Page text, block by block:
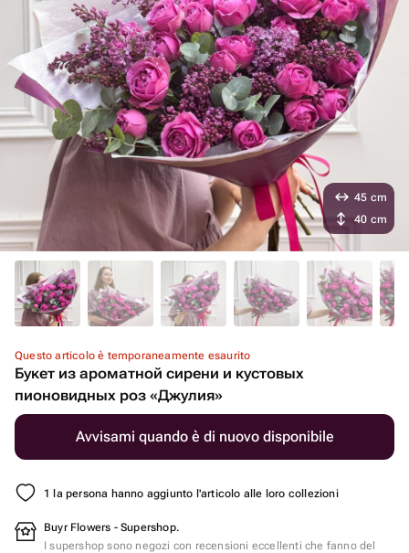
Questo articolo è temporaneamente esaurito
Букет из ароматной сирени и кустовых
пионовидных роз «Джулия»
Avvisami quando è di nuovo disponibile
1 la persona hanno aggiunto l'articolo alle loro collezioni
Buyr Flowers - Supershop.
I supershop sono negozi con recensioni eccellenti che fanno del
45 cm
40 cm